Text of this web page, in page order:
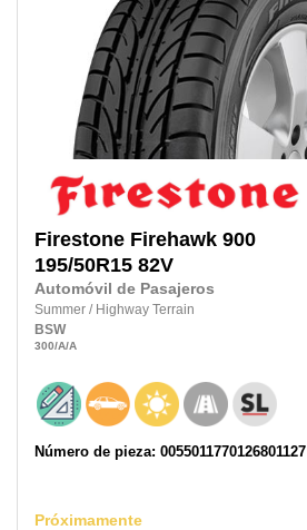
Firestone Firehawk 900
195/50R15 82V
Automóvil de Pasajeros
Summer / Highway Terrain
BSW
300/A/A
Número de pieza: 0055011770126801127
Próximamente